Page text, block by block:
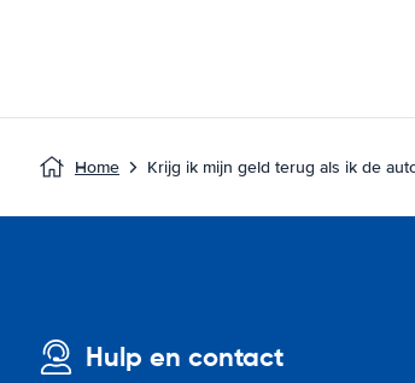
Home Krijg ik mijn geld terug als ik de
Hulp en contact